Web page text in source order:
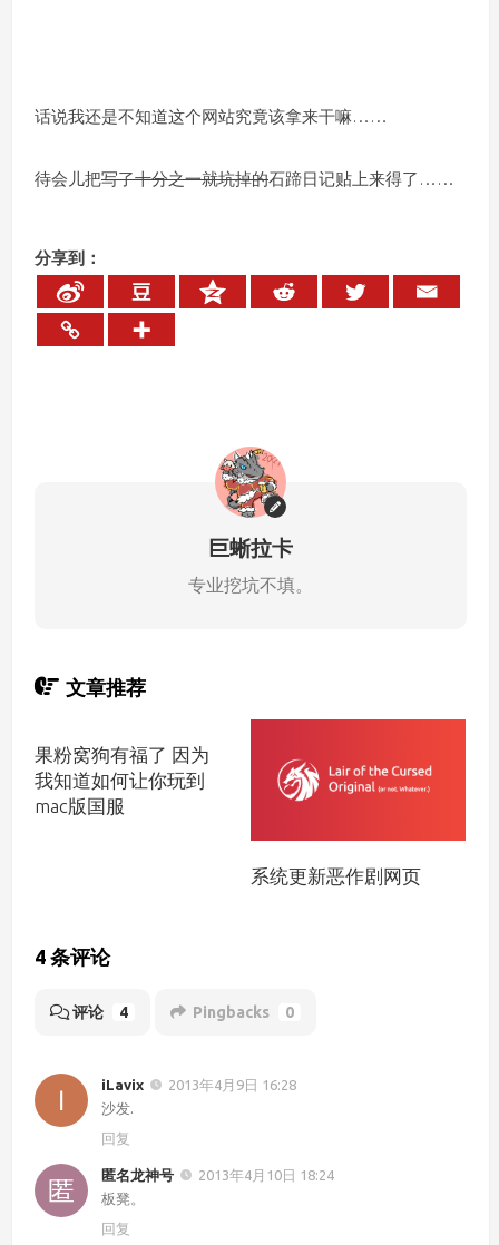
话说我还是不知道这个网站究竟该拿来干嘛……
待会儿把写了十分之一就坑掉的石蹄日记贴上来得了……
分享到：
巨蜥拉卡
专业挖坑不填。
文章推荐
果粉窝狗有福了 因为
我知道如何让你玩到
mac版国服
系统更新恶作剧网页
4 条评论
评论 4 Pingbacks 0
iLavix
2013年4月9日 16:28
沙发.
回复
匿名龙神号
2013年4月10日 18:24
板凳。
回复